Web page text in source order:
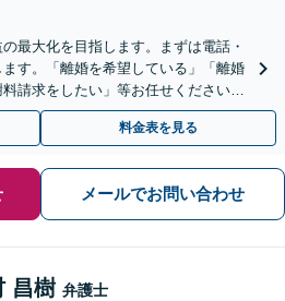
最大化を目指します。まずは電話・
す。「離婚を希望している」「離婚
請求をしたい」等お任せください。
料金表を見る
メールでお問い合わせ
昌樹 弁護士